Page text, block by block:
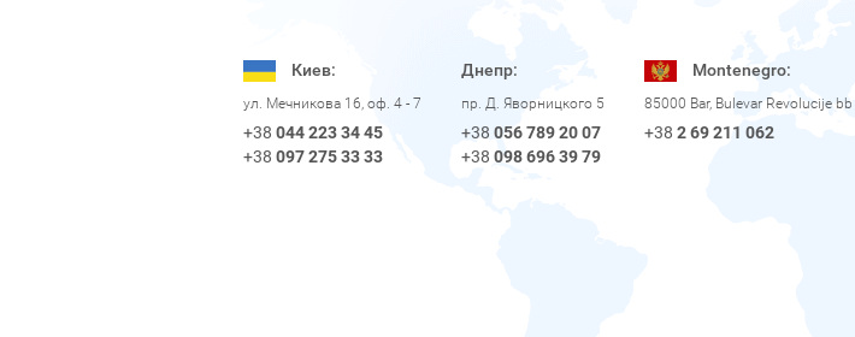
Киев:
ул. Мечникова 16, оф. 4 - 7
+38 044 223 34 45
+38 097 275 33 33
Днепр:
пр. Д. Яворницкого 5
+38 056 789 20 07
+38 098 696 39 79
Montenegro:
85000 Bar, Bulevar Revolucije bb
+38 2 69 211 062